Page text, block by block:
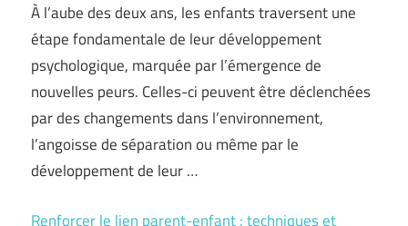
À l’aube des deux ans, les enfants traversent une
étape fondamentale de leur développement
psychologique, marquée par l’émergence de
nouvelles peurs. Celles-ci peuvent être déclenchées
par des changements dans l’environnement,
l’angoisse de séparation ou même par le
développement de leur …
Renforcer le lien parent-enfant : techniques et